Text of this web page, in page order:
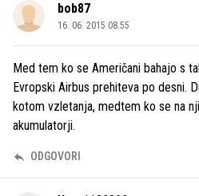
bob87
16. 06. 2015 08.55
Med tem ko se Američani bahajo s
Evropski Airbus prehiteva po desni.
kotom vzletanja, medtem ko se na
akumulatorji.
ODGOVORI